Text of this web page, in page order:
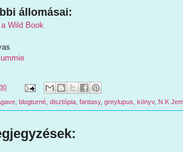
állomásai:
Wild Book
blogturné disztópia fantasy, greylupus könyv, N.K